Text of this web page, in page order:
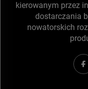
kierowanym przez
dostarczania
nowatorskich